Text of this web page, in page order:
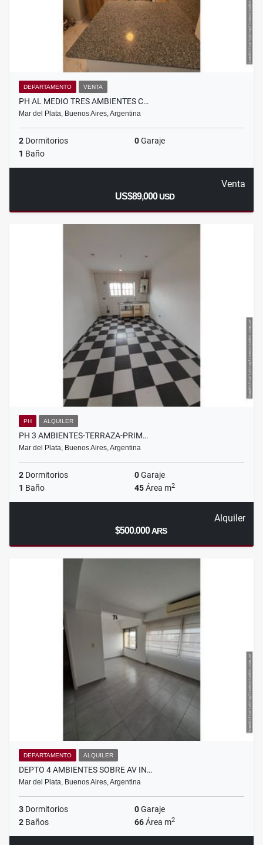
DEPARTAMENTO VENTA
PH AL MEDIO TRES AMBIENTES C…
Mar del Plata, Buenos Aires, Argentina
2 Dormitorios 0Garaje
1 Baño
Venta
US$89,000USD
PH ALQUILER
PH 3 AMBIENTES-TERRAZA-PRIM…
Mar del Plata, Buenos Aires, Argentina
2 Dormitorios 0Garaje
1 Baño 45Área m2
Alquiler
$500.000ARS
DEPARTAMENTO ALQUILER
DEPTO 4 AMBIENTES SOBRE AV IN…
Mar del Plata, Buenos Aires, Argentina
3 Dormitorios 0Garaje
2 Baños 66Área m2